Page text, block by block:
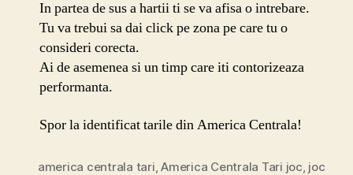
In partea de sus a hartii ti se va afisa o intrebare.
Tu va trebui sa dai click pe zona pe care tu o
consideri corecta.
Ai de asemenea si un timp care iti contorizeaza
performanta.
Spor la identificat tarile din America Centrala!
america centrala tari ,America Centrala Tari joc joc